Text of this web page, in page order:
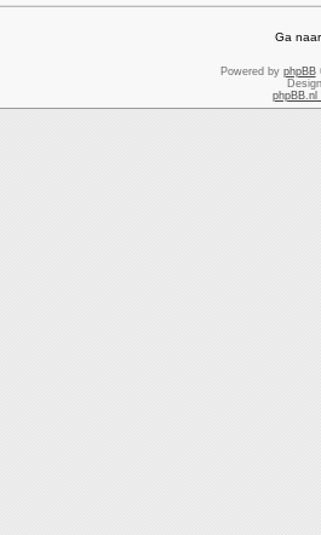
Ga
Powered by phpBB
phpBB.nl